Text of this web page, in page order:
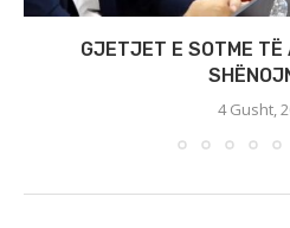
GJETJET E SOTME
4 Gusht,